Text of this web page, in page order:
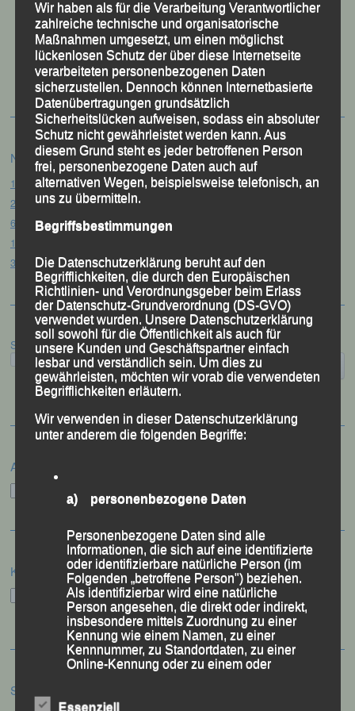
50 Jahre LG Passau
Festzschrift
Neueste Beiträge
15. Pörndorfer Sommernachtslauf – Pörndorf, 01.08.2026
20. Goldener Steig-Lauf – Stozec/Tusset, 01.08.2026
61. Bergsportfest – Ortenburg, 26.07.2026
12. Loser Berglauf – Altaussee/Österreich, 25.07.2026
32. Sommerbiathlon – Passau, 18.07.2026
Suchen
Archiv
Archiv
Kategorien
Kategorien
Schlagwörter
Wir haben als für die Verarbeitung Verantwortlicher
zahlreiche technische und organisatorische
Maßnahmen umgesetzt, um einen möglichst
lückenlosen Schutz der über diese Internetseite
verarbeiteten personenbezogenen Daten
sicherzustellen. Dennoch können Internetbasierte
Datenübertragungen grundsätzlich
Sicherheitslücken aufweisen, sodass ein absoluter
Schutz nicht gewährleistet werden kann. Aus
diesem Grund steht es jeder betroffenen Person
frei, personenbezogene Daten auch auf
alternativen Wegen, beispielsweise telefonisch, an
uns zu übermitteln.
Begriffsbestimmungen
Die Datenschutzerklärung beruht auf den
Begrifflichkeiten, die durch den Europäischen
Richtlinien- und Verordnungsgeber beim Erlass
der Datenschutz-Grundverordnung (DS-GVO)
verwendet wurden. Unsere Datenschutzerklärung
soll sowohl für die Öffentlichkeit als auch für
unsere Kunden und Geschäftspartner einfach
lesbar und verständlich sein. Um dies zu
gewährleisten, möchten wir vorab die verwendeten
Begrifflichkeiten erläutern.
Wir verwenden in dieser Datenschutzerklärung
unter anderem die folgenden Begriffe:
a) personenbezogene Daten
Personenbezogene Daten sind alle
Informationen, die sich auf eine identifizierte
oder identifizierbare natürliche Person (im
Folgenden „betroffene Person") beziehen.
Als identifizierbar wird eine natürliche
Person angesehen, die direkt oder indirekt,
insbesondere mittels Zuordnung zu einer
Kennung wie einem Namen, zu einer
Kennnummer, zu Standortdaten, zu einer
Online-Kennung oder zu einem oder
genetischen, psychischen, wirtschaftlichen,
Essenziell